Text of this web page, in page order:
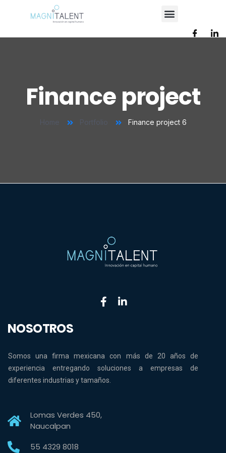
Finance project
Home Portfolio Finance project 6
NOSOTROS
Somos una firma mexicana con más de 20 años de
experiencia entregando soluciones a empresas de
diferentes industrias y tamaños.
Lomas Verdes 450,
Naucalpan
55 4329 8018